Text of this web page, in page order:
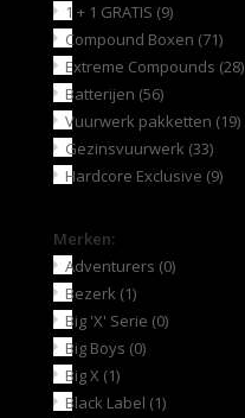
1 + 1 GRATIS (9)
Compound Boxen (71)
Extreme Compounds (28)
Batterijen (56)
Vuurwerk pakketten (19)
Gezinsvuurwerk (33)
Hardcore Exclusive (9)
Merken:
Adventurers (0)
Bezerk (1)
Big 'X' Serie (0)
Big Boys (0)
Big X (1)
Black Label (1)